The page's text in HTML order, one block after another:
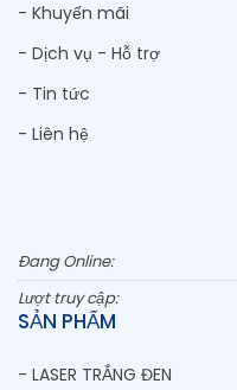
- Khuyến mãi
- Dịch vụ - Hỗ trợ
- Tin tức
- Liên hệ
Đang Online:
Lượt truy cập:
SẢN PHẨM
- LASER TRẮNG ĐEN